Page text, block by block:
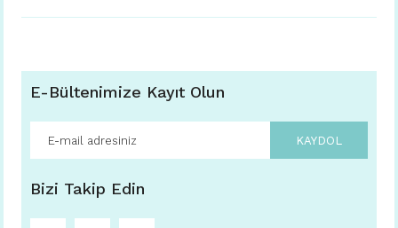
E-Bültenimize Kayıt Olun
KAYDOL
Bizi Takip Edin